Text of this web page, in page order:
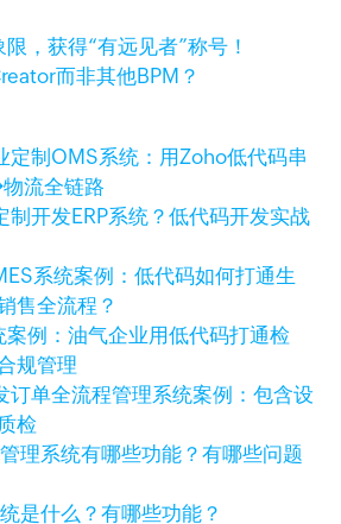
，获得“有远见者”称号！
而非其他BPM？
定制OMS系统：用Zoho低代码串
流全链路
制开发ERP系统？低代码开发实战
系统案例：低代码如何打通生
售全流程？
案例：油气企业用低代码打通检
规管理
订单全流程管理系统案例：包含设
检
理系统有哪些功能？有哪些问题
是什么？有哪些功能？